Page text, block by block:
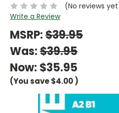
(No reviews
Write a Review
MSRP:$39.95
Was:$39.95
Now: $35.95
(You save$4.00)